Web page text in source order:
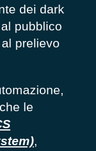
dei dark
pubblico
prelievo
le
,